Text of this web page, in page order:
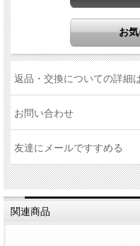
返品・交換についての詳細
お問い合わせ
友達にメールですすめる
関連商品